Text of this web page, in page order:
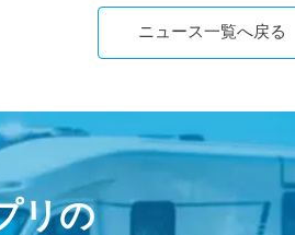
ニュース一覧へ戻る
リの